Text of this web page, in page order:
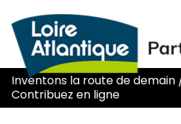
Inventons la route de demain
Contribuez en ligne